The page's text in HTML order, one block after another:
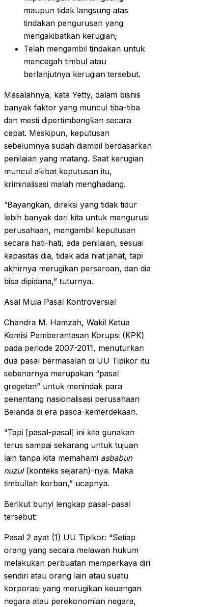
maupun tidak langsung atas
tindakan pengurusan yang
mengakibatkan kerugian;
Telah mengambil tindakan untuk
mencegah timbul atau
berlanjutnya kerugian tersebut.
Masalahnya, kata Yetty, dalam bisnis
banyak faktor yang muncul tiba-tiba
dan mesti dipertimbangkan secara
cepat. Meskipun, keputusan
sebelumnya sudah diambil berdasarkan
penilaian yang matang. Saat kerugian
muncul akibat keputusan itu,
kriminalisasi malah menghadang.
“Bayangkan, direksi yang tidak tidur
lebih banyak dari kita untuk mengurusi
perusahaan, mengambil keputusan
secara hati-hati, ada penilaian, sesuai
kapasitas dia, tidak ada niat jahat, tapi
akhirnya merugikan perseroan, dan dia
bisa dipidana,” tuturnya.
Asal Mula Pasal Kontroversial
Chandra M. Hamzah, Wakil Ketua
Komisi Pemberantasan Korupsi (KPK)
pada periode 2007-2011, menuturkan
dua pasal bermasalah di UU Tipikor itu
sebenarnya merupakan “pasal
gregetan” untuk menindak para
penentang nasionalisasi perusahaan
Belanda di era pasca-kemerdekaan.
“Tapi [pasal-pasal] ini kita gunakan
terus sampai sekarang untuk tujuan
lain tanpa kita memahami asbabun
nuzul(konteks sejarah)-nya. Maka
timbullah korban,” ucapnya.
Berikut bunyi lengkap pasal-pasal
tersebut:
Pasal 2 ayat (1) UU Tipikor: “Setiap
orang yang secara melawan hukum
melakukan perbuatan memperkaya diri
sendiri atau orang lain atau suatu
korporasi yang merugikan keuangan
negara atau perekonomian negara,